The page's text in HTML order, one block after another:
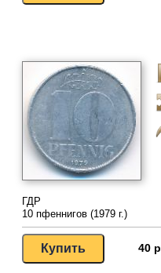
ГДР
10 пфеннигов (1979 г.)
40